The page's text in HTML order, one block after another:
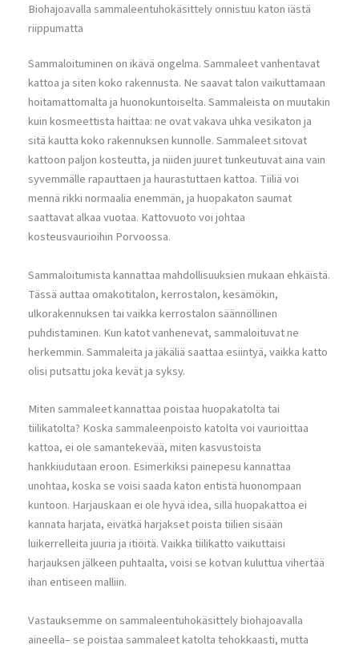
Biohajoavalla sammaleentuhokäsittely onnistuu katon iästä
riippumatta
Sammaloituminen on ikävä ongelma. Sammaleet vanhentavat
kattoa ja siten koko rakennusta. Ne saavat talon vaikuttamaan
hoitamattomalta ja huonokuntoiselta. Sammaleista on muutakin
kuin kosmeettista haittaa: ne ovat vakava uhka vesikaton ja
sitä kautta koko rakennuksen kunnolle. Sammaleet sitovat
kattoon paljon kosteutta, ja niiden juuret tunkeutuvat aina vain
syvemmälle rapauttaen ja haurastuttaen kattoa. Tiiliä voi
mennä rikki normaalia enemmän, ja huopakaton saumat
saattavat alkaa vuotaa. Kattovuoto voi johtaa
kosteusvaurioihin Porvoossa.
Sammaloitumista kannattaa mahdollisuuksien mukaan ehkäistä.
Tässä auttaa omakotitalon, kerrostalon, kesämökin,
ulkorakennuksen tai vaikka kerrostalon säännöllinen
puhdistaminen. Kun katot vanhenevat, sammaloituvat ne
herkemmin. Sammaleita ja jäkäliä saattaa esiintyä, vaikka katto
olisi putsattu joka kevät ja syksy.
Miten sammaleet kannattaa poistaa huopakatolta tai
tiilikatolta? Koska sammaleenpoisto katolta voi vaurioittaa
kattoa, ei ole samantekevää, miten kasvustoista
hankkiudutaan eroon. Esimerkiksi painepesu kannattaa
unohtaa, koska se voisi saada katon entistä huonompaan
kuntoon. Harjauskaan ei ole hyvä idea, sillä huopakattoa ei
kannata harjata, eivätkä harjakset poista tiilien sisään
luikerrelleita juuria ja itiöitä. Vaikka tiilikatto vaikuttaisi
harjauksen jälkeen puhtaalta, voisi se kotvan kuluttua vihertää
ihan entiseen malliin.
Vastauksemme on sammaleentuhokäsittely biohajoavalla
aineella– se poistaa sammaleet katolta tehokkaasti, mutta